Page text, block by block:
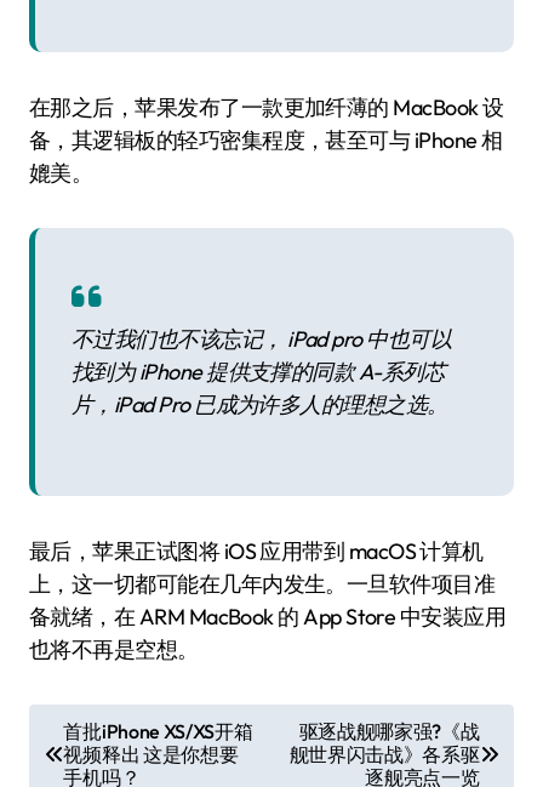
在那之后，苹果发布了一款更加纤薄的 MacBook 设
备，其逻辑板的轻巧密集程度，甚至可与 iPhone 相
媲美。
不过我们也不该忘记， iPad pro 中也可以
找到为 iPhone 提供支撑的同款 A-系列芯
片，iPad Pro 已成为许多人的理想之选。
最后，苹果正试图将 iOS 应用带到 macOS 计算机
上，这一切都可能在几年内发生。一旦软件项目准
备就绪，在 ARM MacBook 的 App Store 中安装应用
也将不再是空想。
章
首批iPhone XS/XS开箱
视频释出 这是你想要
手机吗？
驱逐战舰哪家强?《战
舰世界闪击战》各系驱
逐舰亮点一览